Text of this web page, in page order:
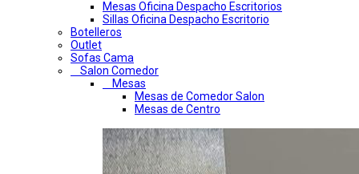
Mesas Oficina Despacho Escritorios
Sillas Oficina Despacho Escritorio
Botelleros
Outlet
Sofas Cama
Salon Comedor
Mesas
Mesas de Comedor Salon
Mesas de Centro